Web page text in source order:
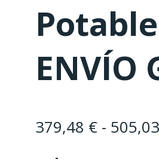
ENVÍO
379,48 € - 505,03